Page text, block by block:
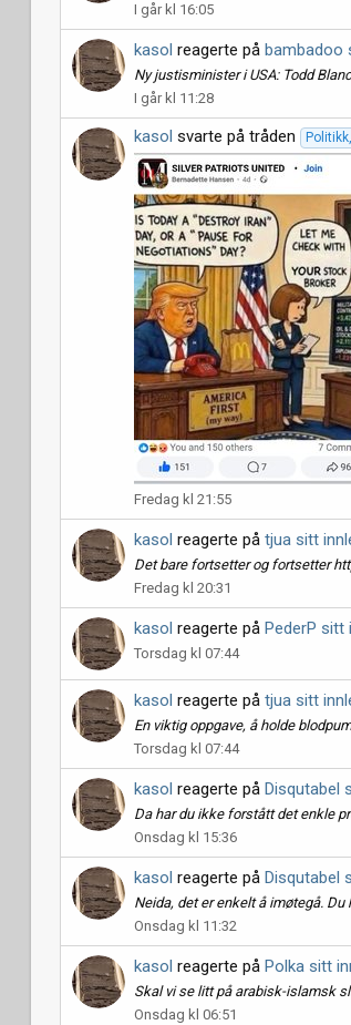
I går kl 16:05
kasol reagerte på bambadoo
Ny justisminister i USA: Todd
I går kl 11:28
kasol svarte på tråden
Fredag kl 21:55
kasol reagerte på tjua sitt
Det bare fortsetter og fortsetter
Fredag kl 20:31
kasol reagerte på PederP sitt
Torsdag kl 07:44
kasol reagerte på tjua sitt
En viktig oppgave, å holde
Torsdag kl 07:44
kasol reagerte på Disqutabel
Da har du ikke forstått det enkle
Onsdag kl 15:36
kasol reagerte på Disqutabel
Neida, det er enkelt å imøtegå.
Onsdag kl 11:32
kasol reagerte på Polka sitt
Skal vi se litt på arabisk-islamsk
Onsdag kl 06:51